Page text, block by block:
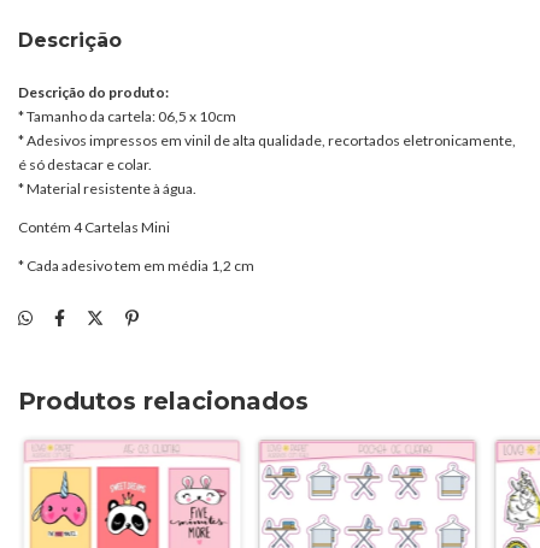
Descrição
Descrição do produto:
* Tamanho da cartela: 06,5 x 10cm
* Adesivos impressos em vinil de alta qualidade, recortados eletronicamente,
é só destacar e colar.
* Material resistente à água.
Contém 4 Cartelas Mini
* Cada adesivo tem em média 1,2 cm
Produtos relacionados